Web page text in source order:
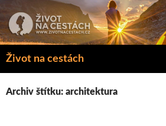
k
obsahu
Život na cestách
Hledat
Archiv štítku: architektura